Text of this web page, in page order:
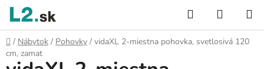
Prejsť
obsah
Hľadať
KOŠÍK
Domov
/ Nábytok / Pohovky / vidaXL 2-miestna pohovka, svetlosivá 120
cm, zamat